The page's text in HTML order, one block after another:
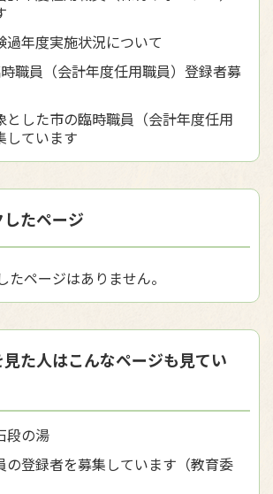
過年度実施状況について
職員（会計年度任用職員）登録者募
とした市の臨時職員（会計年度任用
しています
たページ
たページはありません。
た人はこんなページも見てい
段の湯
の登録者を募集しています（教育委